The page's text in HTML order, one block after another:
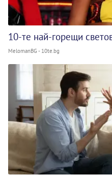
10-те най-горещи
MelomanBG - 10te.bg